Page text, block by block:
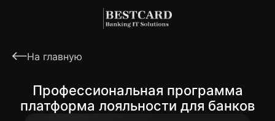
На главную
Профессиональная программа
платформа лояльности для банков